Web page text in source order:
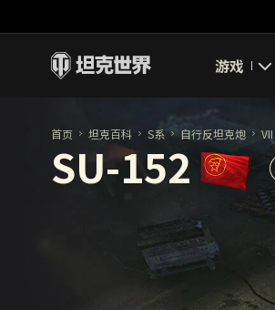
游戏
新闻
坦克百科
评级
首页 坦克百科 S系 自行反坦克炮 VII
SU-152